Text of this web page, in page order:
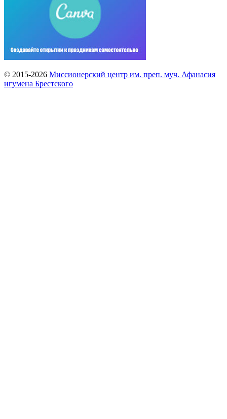
© 2015-2026 Миссионерский центр им. преп. муч. Афанасия
игумена Брестского